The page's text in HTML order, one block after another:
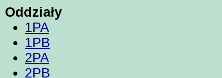
Oddziały
1PA
1PB
2PA
2PB